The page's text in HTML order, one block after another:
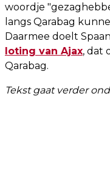
woordje
langs Qarabag
Daarmee doelt
loting van Ajax, dat
Qarabag.
Tekst gaat verder